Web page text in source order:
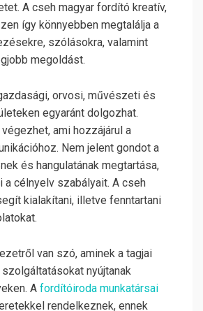
A cseh magyar fordító kreatív,
így könnyebben megtalálja a
szólásokra, valamint
megoldást.
orvosi, művészeti és
egyaránt dolgozhat.
ami hozzájárul a
Nem jelent gondot a
és hangulatának megtartása,
a célnyelv szabályait. A cseh
kialakítani, illetve fenntartani
van szó, aminek a tagjai
nyújtanak
A fordítóiroda munkatársai
rendelkeznek, ennek